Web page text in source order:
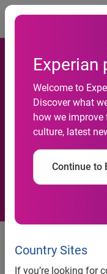
Experian
Welcome to
Discover what
how we
culture, latest
Continue to
Country Sites
If you’re looking for
Uneo-
Communiqué de
Unéo choisit
la qualité de ses